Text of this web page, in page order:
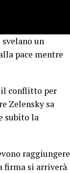
un
pace mentre
il conflitto per
Zelensky sa
subito la
raggiungere
firma si arriverà